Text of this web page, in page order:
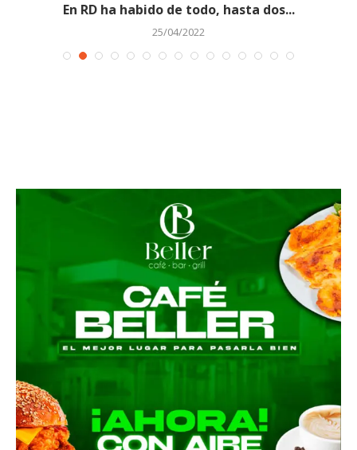
En RD ha habido de todo, hasta dos...
25/04/2022